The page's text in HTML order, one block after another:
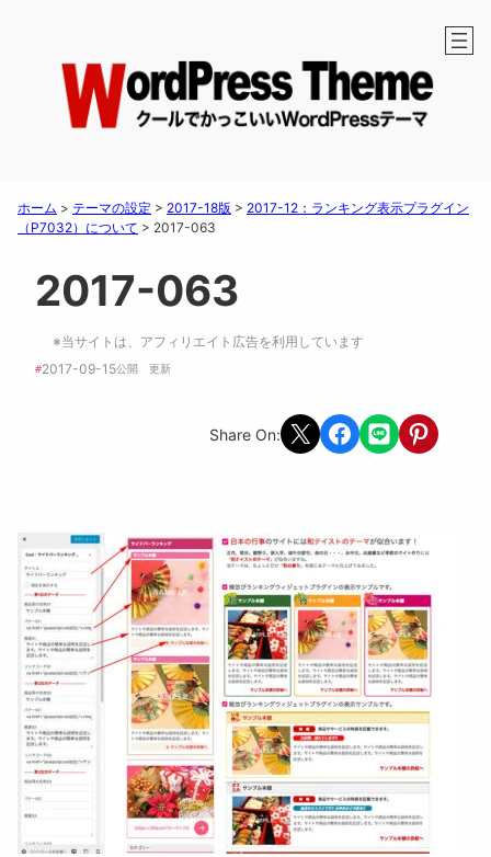
ホーム > テーマの設定 > 2017-18版 > 2017-12：ランキング表示プラグイン
（P7032）について > 2017-063
2017-063
※当サイトは、アフィリエイト広告を利用しています
#2017-09-15公開 更新
Share On: Share on X Share on Facebook
Share on LINEShare on